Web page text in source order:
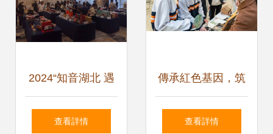
2024“知音湖北 遇
見游禮”旅游商品大
查看詳情
傳承紅色基因，筑
夢青春展館 共青團
查看詳情